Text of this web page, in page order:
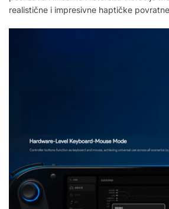
realistične i impresivne haptičke